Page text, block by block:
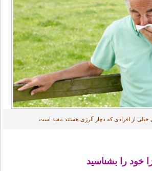
از افرادی که دچار آلرژی هستند مفید است
خود را بشناسید